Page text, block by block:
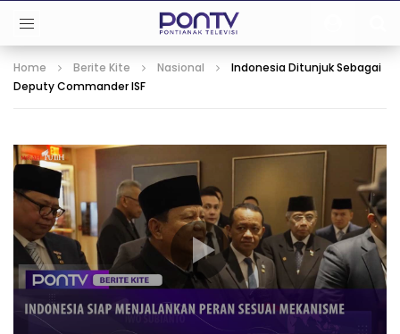
Home Berite Kite Nasional
Indonesia Ditunjuk Sebagai
Deputy Commander ISF